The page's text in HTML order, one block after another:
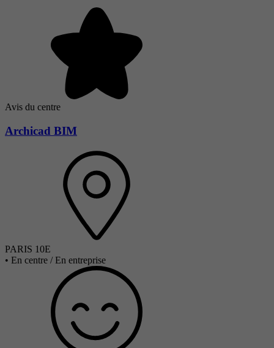
Avis du centre
Archicad BIM
PARIS 10E
• En centre / En entreprise